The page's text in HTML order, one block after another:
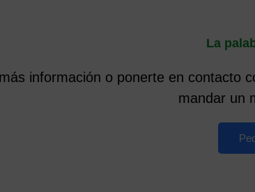
La
información o ponerte en contacto
mandar un